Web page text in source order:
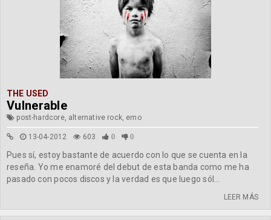
THE USED
Vulnerable
post-hardcore, alternative rock, emo
13-04-2012 603 0 0
Pues sí, estoy bastante de acuerdo con lo que se cuenta en la
reseña. Yo me enamoré del debut de esta banda como me ha
pasado con pocos discos y la verdad es que luego sól...
LEER MÁS